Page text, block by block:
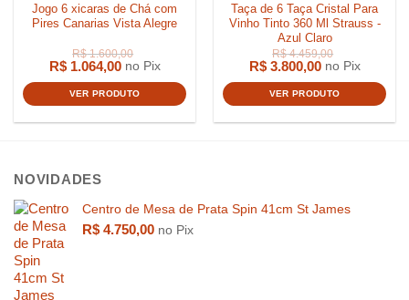
Jogo 6 xicaras de Chá com
Pires Canarias Vista Alegre
R$1.064,00 no Pix
VER PRODUTO
Taça de 6 Taça Cristal Para
Vinho Tinto 360 Ml Strauss -
Azul Claro
R$3.800,00 no Pix
VER PRODUTO
NOVIDADES
Centro de Mesa de Prata Spin 41cm St James
R$ 4.750,00 no Pix